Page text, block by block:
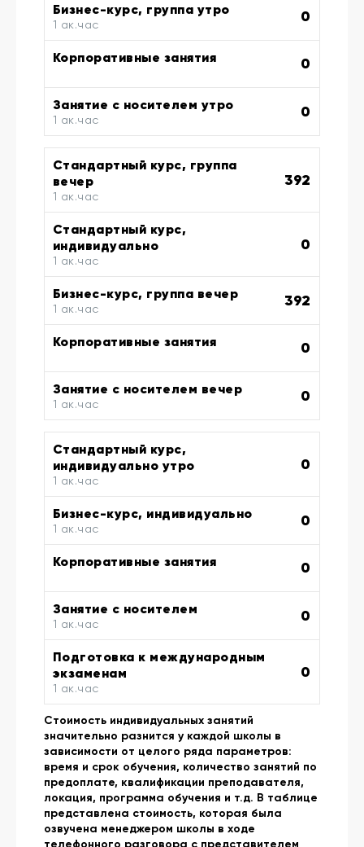
Бизнес-курс, группа утро
1 ак.час 0
Корпоративные занятия 0
Занятие с носителем утро
1 ак.час 0
Стандартный курс, группа
вечер
1 ак.час
392
Стандартный курс,
индивидуально
1 ак.час
0
Бизнес-курс, группа вечер
1 ак.час 392
Корпоративные занятия 0
Занятие с носителем вечер
1 ак.час 0
Стандартный курс,
индивидуально утро
1 ак.час
0
Бизнес-курс, индивидуально
1 ак.час 0
Корпоративные занятия 0
Занятие с носителем
1 ак.час 0
Подготовка к международным
экзаменам
1 ак.час
0
Стоимость индивидуальных занятий
значительно разнится у каждой школы в
зависимости от целого ряда параметров:
время и срок обучения, количество занятий по
предоплате, квалификации преподавателя,
локация, программа обучения и т.д. В таблице
представлена стоимость, которая была
озвучена менеджером школы в ходе